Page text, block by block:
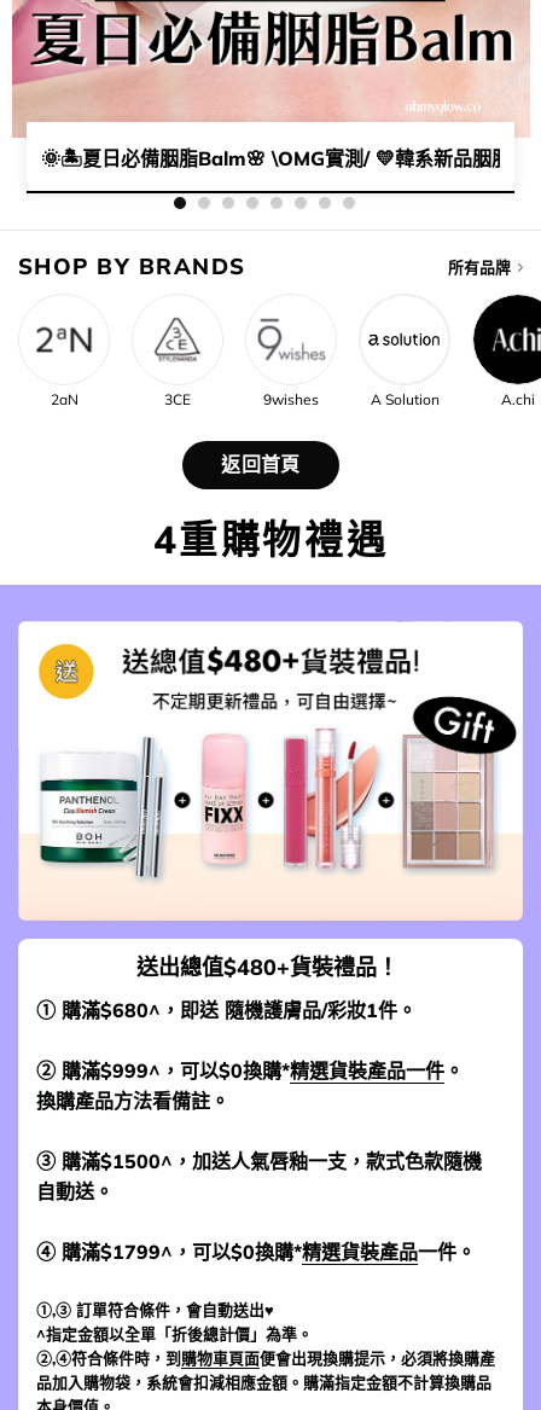
🌞🏝️夏日必備胭脂Balm🌸 \OMG實測/ 💛韓系新品胭脂s✨
₊˚✧ ﾟ
SHOP BY BRANDS 所有品牌
2aN 3CE 9wishes A Solution A.chi
返回首頁
4重購物禮遇
送出總值$480+貨裝禮品！
① 購滿$680^，即送 隨機護膚品/彩妝1件。
② 購滿$999^，可以$0換購*精選貨裝產品一件 。
換購產品方法看備註。
③ 購滿$1500^，加送人氣唇釉一支，款式色款隨機
自動送。
④ 購滿$1799^，可以$0換購*精選貨裝產品一件。
①,③ 訂單符合條件，會自動送出♥
^指定金額以全單「折後總計價」為準。
②,④符合條件時，到 購物車頁面便會出現換購提示，必須將換購產
品加入購物袋，系統會扣減相應金額。購滿指定金額不計算換購品
本身價值。